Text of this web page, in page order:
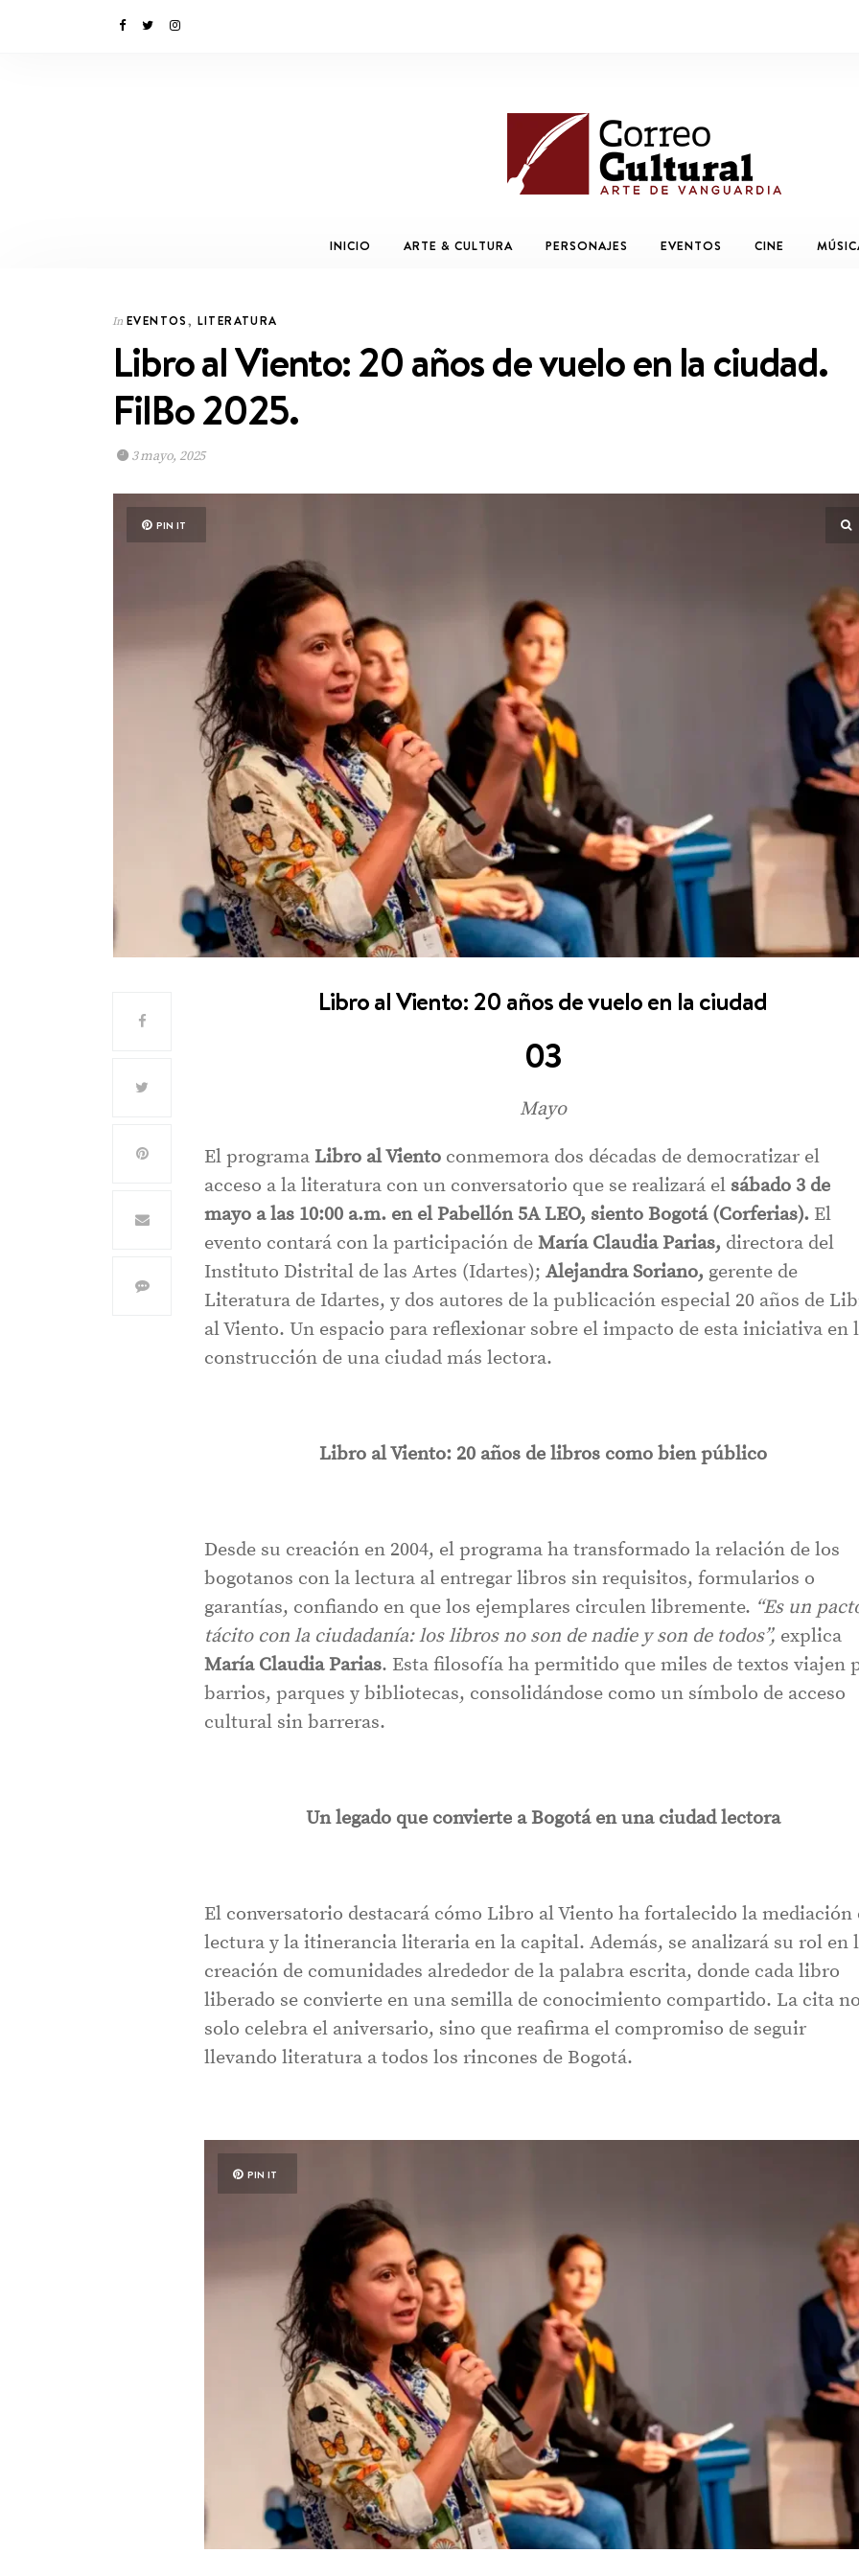
INICIO ARTE & CULTURA PERSONAJES EVENTOS CINE
In EVENTOS, LITERATURA
Libro al Viento: 20 años de vuelo en la ciudad.
FilBo 2025.
3 mayo, 2025
PIN IT
Libro al Viento: 20 años de vuelo en la ciudad
03
Mayo
El programa Libro al Viento conmemora dos décadas de democratizar el
acceso a la literatura con un conversatorio que se realizará el sábado 3 de
mayo a las 10:00 a.m. en el Pabellón 5A LEO, siento Bogotá (Corferias). El
evento contará con la participación deMaría Claudia Parias, directora del
Instituto Distrital de las Artes (Idartes);Alejandra Soriano, gerente de
Literatura de Idartes, y dos autores de la publicación especial 20 años de
al Viento. Un espacio para reflexionar sobre el impacto de esta iniciativa en
construcción de una ciudad más lectora.
Libro al Viento: 20 años de libros como bien público
Desde su creación en 2004, el programa ha transformado la relación de los
bogotanos con la lectura al entregar libros sin requisitos, formularios o
garantías, confiando en que los ejemplares circulen libremente. “Es un
tácito con la ciudadanía: los libros no son de nadie y son de todos”, explica
María Claudia Parias. Esta filosofía ha permitido que miles de textos viajen
barrios, parques y bibliotecas, consolidándose como un símbolo de acceso
cultural sin barreras.
Un legado que convierte a Bogotá en una ciudad lectora
El conversatorio destacará cómo Libro al Viento ha fortalecido la mediación
lectura y la itinerancia literaria en la capital. Además, se analizará su rol en
creación de comunidades alrededor de la palabra escrita, donde cada libro
liberado se convierte en una semilla de conocimiento compartido. La cita no
solo celebra el aniversario, sino que reafirma el compromiso de seguir
llevando literatura a todos los rincones de Bogotá.
PIN IT